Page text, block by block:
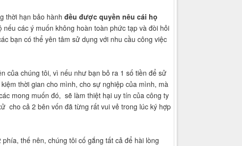
thời hạn bảo hành đều được quyền nêu cái họ
nếu các ý muốn không hoàn toàn phức tạp và đòi hỏi
bạn có thể yên tâm sử dụng với nhu cầu công việc
của chúng tôi, vì nếu như bạn bỏ ra 1 số tiền để sử
thời gian cho mình, cho sự nghiệp của mình, mà
mong muốn đó, sẽ làm thiệt hại uy tín của công ty
cho cả 2 bên vốn đã từng rất vui vẻ trong lúc ký hợp
thế nên, chúng tôi cố gắng tất cả để hài lòng